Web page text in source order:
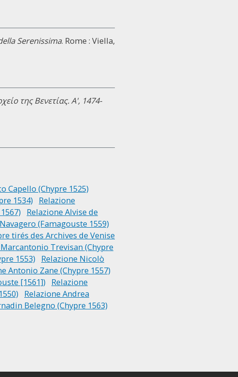
Serenissima. Rome : Viella,
της Βενετίας. Α', 1474-
Capello (Chypre 1525)
1534)
Relazione
Relazione Alvise de
(Famagouste 1559)
tirés des Archives de Venise
Trevisan (Chypre
1553)
Relazione Nicolò
Antonio Zane (Chypre 1557)
[1561])
Relazione
Relazione Andrea
Belegno (Chypre 1563)